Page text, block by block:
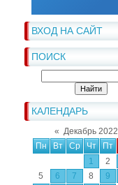
ВХОД НА САЙТ
ПОИСК
КАЛЕНДАРЬ
« Декабрь 2022
Пн
Вт Ср Чт Пт
1
2
5
6 7 8 9